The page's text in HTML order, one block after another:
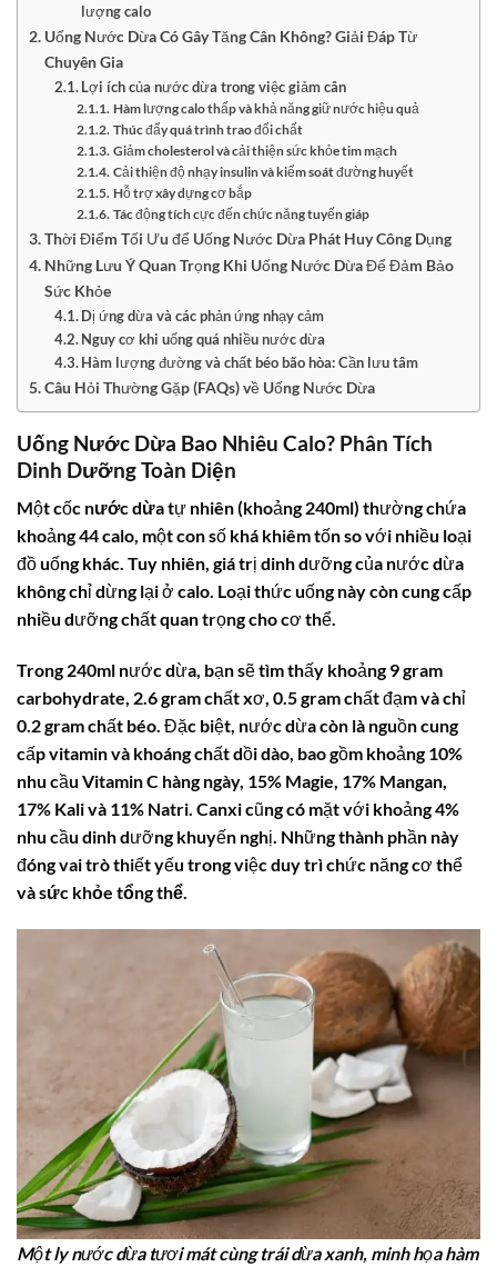
lượng calo
Uống Nước Dừa Có Gây Tăng Cân Không? Giải Đáp Từ
Chuyên Gia
Lợi ích của nước dừa trong việc giảm cân
Hàm lượng calo thấp và khả năng giữ nước hiệu quả
Thúc đẩy quá trình trao đổi chất
Giảm cholesterol và cải thiện sức khỏe tim mạch
Cải thiện độ nhạy insulin và kiểm soát đường huyết
Hỗ trợ xây dựng cơ bắp
Tác động tích cực đến chức năng tuyến giáp
Thời Điểm Tối Ưu để Uống Nước Dừa Phát Huy Công Dụng
Những Lưu Ý Quan Trọng Khi Uống Nước Dừa Để Đảm Bảo
Sức Khỏe
Dị ứng dừa và các phản ứng nhạy cảm
Nguy cơ khi uống quá nhiều nước dừa
Hàm lượng đường và chất béo bão hòa: Cần lưu tâm
Câu Hỏi Thường Gặp (FAQs) về Uống Nước Dừa
Uống Nước Dừa Bao Nhiêu Calo? Phân Tích
Dinh Dưỡng Toàn Diện
Một cốc nước dừatự nhiên (khoảng 240ml) thường chứa
khoảng44 calo, một con số khá khiêm tốn so với nhiều loại
đồ uống khác. Tuy nhiên, giá trị dinh dưỡng của nước dừa
không chỉ dừng lại ở calo. Loại thức uống này còn cung cấp
nhiều dưỡng chất quan trọng cho cơ thể.
Trong 240ml nước dừa, bạn sẽ tìm thấy khoảng 9 gram
carbohydrate, 2.6 gram chất xơ, 0.5 gram chất đạm và chỉ
0.2 gram chất béo. Đặc biệt, nước dừa còn là nguồn cung
cấp vitamin và khoáng chất dồi dào, bao gồm khoảng 10%
nhu cầu Vitamin C hàng ngày, 15% Magie, 17% Mangan,
17% Kali và 11% Natri. Canxi cũng có mặt với khoảng 4%
nhu cầu dinh dưỡng khuyến nghị. Những thành phần này
đóng vai trò thiết yếu trong việc duy trì chức năng cơ thể
vàsức khỏe tổng thể.
Một ly nước dừa tươi mát cùng trái dừa xanh, minh họa hàm